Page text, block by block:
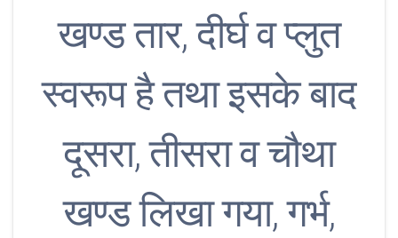
खण्ड तार, दीर्घ व प्लुत
स्वरूप है तथा इसके बाद
दूसरा, तीसरा व चौथा
खण्ड लिखा गया, गर्भ,